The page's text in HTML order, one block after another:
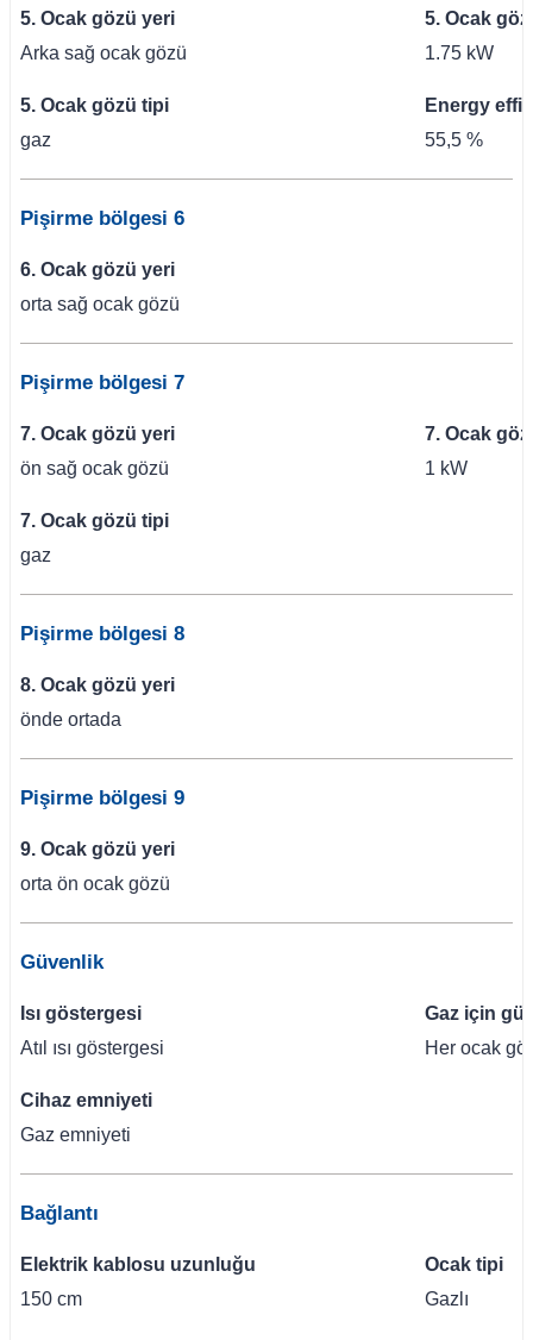
5. Ocak gözü yeri
Arka sağ ocak gözü
5. Ocak
1.75 kW
5. Ocak gözü tipi
gaz
Energy
55,5 %
Pişirme bölgesi 6
6. Ocak gözü yeri
orta sağ ocak gözü
Pişirme bölgesi 7
7. Ocak gözü yeri
ön sağ ocak gözü
7. Ocak
1 kW
7. Ocak gözü tipi
gaz
Pişirme bölgesi 8
8. Ocak gözü yeri
önde ortada
Pişirme bölgesi 9
9. Ocak gözü yeri
orta ön ocak gözü
Güvenlik
Isı göstergesi
Atıl ısı göstergesi
Gaz için
Her ocak
Cihaz emniyeti
Gaz emniyeti
Bağlantı
Elektrik kablosu uzunluğu
150 cm
Ocak tipi
Gazlı